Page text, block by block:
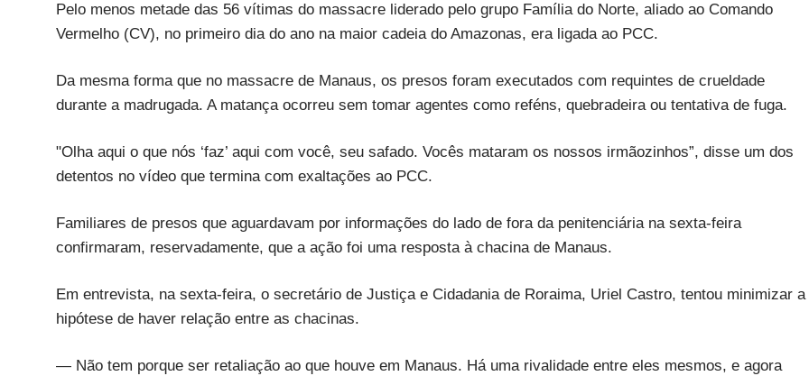
Pelo menos metade das 56 vítimas do massacre liderado pelo grupo Família do Norte, aliado ao Comando
Vermelho (CV), no primeiro dia do ano na maior cadeia do Amazonas, era ligada ao PCC.
Da mesma forma que no massacre de Manaus, os presos foram executados com requintes de crueldade
durante a madrugada. A matança ocorreu sem tomar agentes como reféns, quebradeira ou tentativa de fuga.
"Olha aqui o que nós ‘faz’ aqui com você, seu safado. Vocês mataram os nossos irmãozinhos”, disse um dos
detentos no vídeo que termina com exaltações ao PCC.
Familiares de presos que aguardavam por informações do lado de fora da penitenciária na sexta-feira
confirmaram, reservadamente, que a ação foi uma resposta à chacina de Manaus.
Em entrevista, na sexta-feira, o secretário de Justiça e Cidadania de Roraima, Uriel Castro, tentou minimizar a
hipótese de haver relação entre as chacinas.
— Não tem porque ser retaliação ao que houve em Manaus. Há uma rivalidade entre eles mesmos, e agora